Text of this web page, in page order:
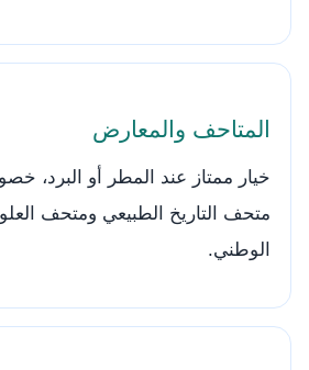
المتاحف والمعارض
خيار ممتاز عند المطر أو البرد،
متحف التاريخ الطبيعي ومتحف
الوطني.